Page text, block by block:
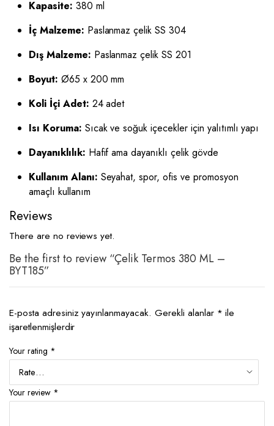
Kapasite: 380 ml
İç Malzeme: Paslanmaz çelik SS 304
Dış Malzeme: Paslanmaz çelik SS 201
Boyut: Ø65 x 200 mm
Koli İçi Adet: 24 adet
Isı Koruma: Sıcak ve soğuk içecekler için yalıtımlı yapı
Dayanıklılık: Hafif ama dayanıklı çelik gövde
Kullanım Alanı: Seyahat, spor, ofis ve promosyon
amaçlı kullanım
Reviews
There are no reviews yet.
Be the first to review “Çelik Termos 380 ML –
BYT185”
E-posta adresiniz yayınlanmayacak. Gerekli alanlar * ile
işaretlenmişlerdir
Your rating *
Your review *